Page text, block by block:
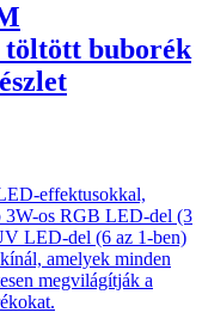
töltött buborék
effektusokkal,
3W-os RGB LED-del (3
LED-del (6 az 1-ben)
amelyek minden
megvilágítják a